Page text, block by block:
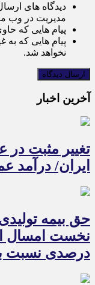
دیدگاه های
مدیریت در وب
پیام هایی که
پیام هایی که به
نخواهد شد.
آخرین اخبار
تغییر مثبت در
ایران/ درآمد عملیاتی 80
حق بیمه
درصدی نسبت